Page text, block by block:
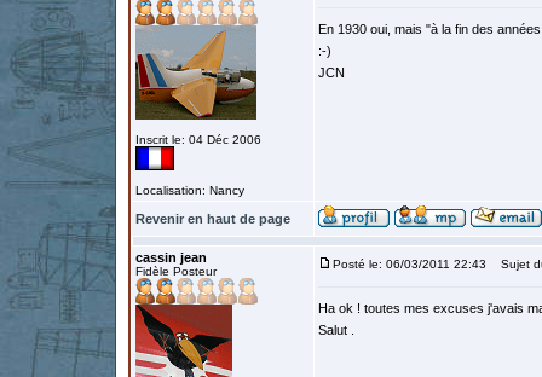
Inscrit le: 04 Déc 2006
Localisation: Nancy
En 1930 oui, mais "à la fin des
:-)
JCN
Revenir en haut de page
cassin jean
Fidèle Posteur
Posté le: 06/03/2011 22:43 Sujet
Ha ok ! toutes mes excuses j'avais
Salut .